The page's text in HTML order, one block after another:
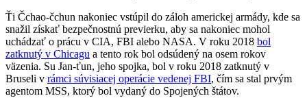
Ťi Čchao-čchun nakoniec vstúpil do záloh americkej armády, kde sa
snažil získať bezpečnostnú previerku, aby sa nakoniec mohol
uchádzať o prácu v CIA, FBI alebo NASA. V roku 2018 bol
zatknutý v Chicagu a tento rok bol odsúdený na osem rokov
väzenia. Su Jan-ťun, jeho spojka, bol v roku 2018 zatknutý v
Bruseli v rámci súvisiacej operácie vedenej FBI, čím sa stal prvým
agentom MSS, ktorý bol vydaný do Spojených štátov.